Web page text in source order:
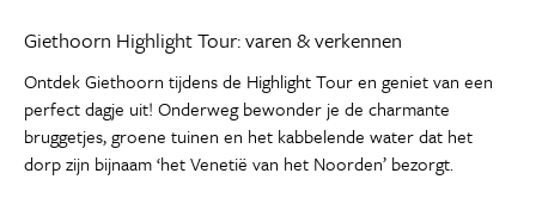
Giethoorn Highlight Tour: varen & verkennen
Ontdek Giethoorn tijdens de Highlight Tour en geniet van een
perfect dagje uit! Onderweg bewonder je de charmante
bruggetjes, groene tuinen en het kabbelende water dat het
dorp zijn bijnaam ‘het Venetië van het Noorden’ bezorgt.